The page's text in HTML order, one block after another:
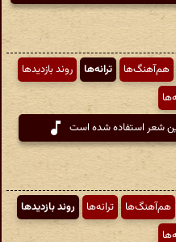
هم‌آهنگ‌ها ترانه‌ها
روند بازدیدها
این شعر استفاده شده است
هم‌آهنگ‌ها ترانه‌ها
روند بازدیدها